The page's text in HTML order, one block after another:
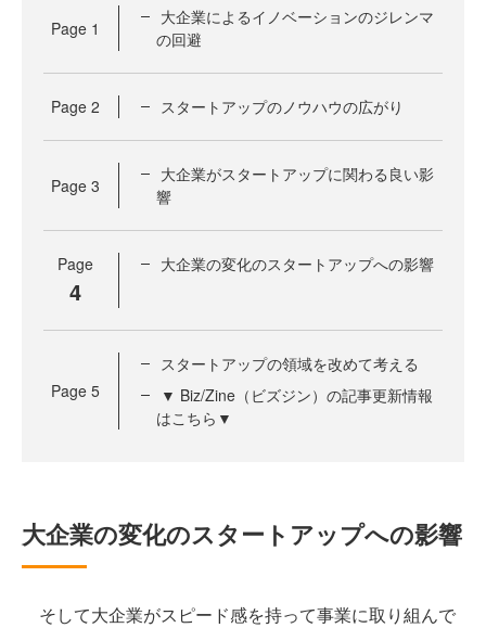
Page 1
大企業によるイノベーションのジレンマ
の回避
Page 2 スタートアップのノウハウの広がり
Page 3
大企業がスタートアップに関わる良い影
響
Page
4
大企業の変化のスタートアップへの影響
Page 5
スタートアップの領域を改めて考える
▼ Biz/Zine（ビズジン）の記事更新情報
はこちら▼
大企業の変化のスタートアップへの影響
そして大企業がスピード感を持って事業に取り組んで